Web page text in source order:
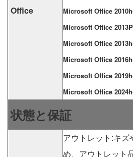
Office
Microsoft Office
Microsoft Office
Microsoft Office
Microsoft Office
Microsoft Office
Microsoft Office
状態と保証
アウトレット:キズ
め、アウトレット